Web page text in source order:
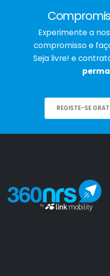
Experimente a
compromisso e
Seja livre! e
REGISTE-SE